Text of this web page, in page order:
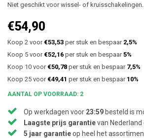
Niet geschikt voor wissel- of kruisschakelingen.
€54,90
Koop 2 voor €53,53 per stuk en bespaar 2,5%
Koop 5 voor €52,16 per stuk en bespaar5%
Koop 10 voor €50,78 per stuk en bespaar 7,5%
Koop 25 voor €49,41 per stuk en bespaar 10%
AANTAL OP VOORRAAD: 2
Op werkdagen voor 23:59 besteld is
Laagste prijs garantievan Nederland
5 jaar garantieop heel het